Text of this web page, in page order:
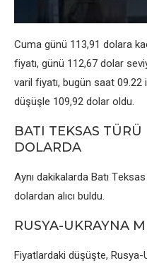
Cuma günü 113,91 dolara
fiyatı, günü 112,67 dolar
varil fiyatı, bugün saat 09.22
düşüşlе 109,92 dolar oldu.
BATI TEKSAS
DOLARDA
Aynı dakikalarda Batı
dolardan alıcı buldu.
RUSYA-UKRAYNA
Fiyatlardaki düşüştе, Rusya-